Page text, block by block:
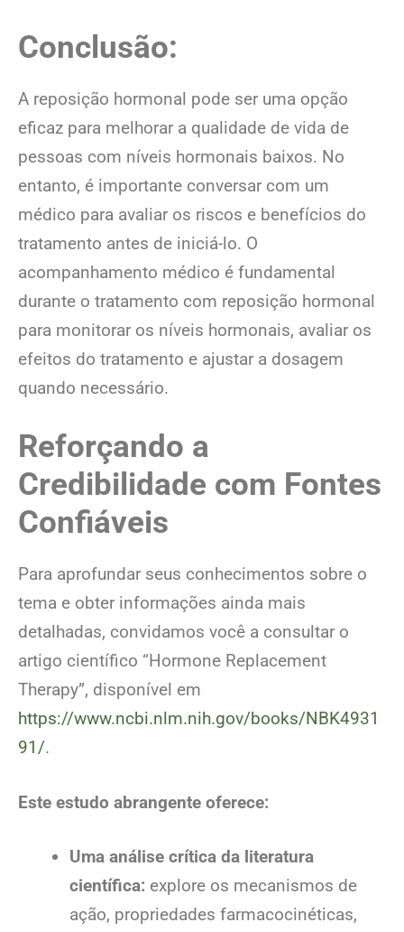
Conclusão:
A reposição hormonal pode ser uma opção
eficaz para melhorar a qualidade de vida de
pessoas com níveis hormonais baixos. No
entanto, é importante conversar com um
médico para avaliar os riscos e benefícios do
tratamento antes de iniciá-lo. O
acompanhamento médico é fundamental
durante o tratamento com reposição hormonal
para monitorar os níveis hormonais, avaliar os
efeitos do tratamento e ajustar a dosagem
quando necessário.
Reforçando a
Credibilidade com Fontes
Confiáveis
Para aprofundar seus conhecimentos sobre o
tema e obter informações ainda mais
detalhadas, convidamos você a consultar o
artigo científico “Hormone Replacement
Therapy”, disponível em
https://www.ncbi.nlm.nih.gov/books/NBK4931
91/.
Este estudo abrangente oferece:
Uma análise crítica da literatura
científica: explore os mecanismos de
ação, propriedades farmacocinéticas,